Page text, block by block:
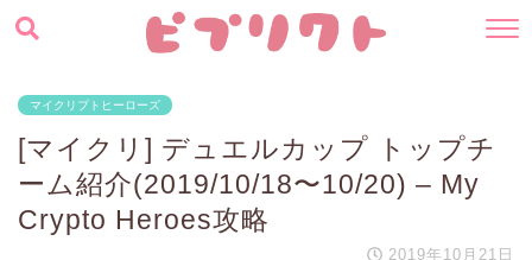
マイクリプトヒーローズ
[マイクリ] デュエルカップ トップチ
ーム紹介(2019/10/18〜10/20) – My
Crypto Heroes攻略
2019年10月21日